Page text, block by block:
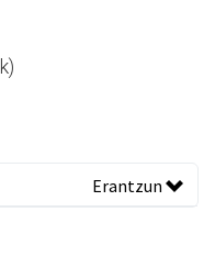
Erantzun